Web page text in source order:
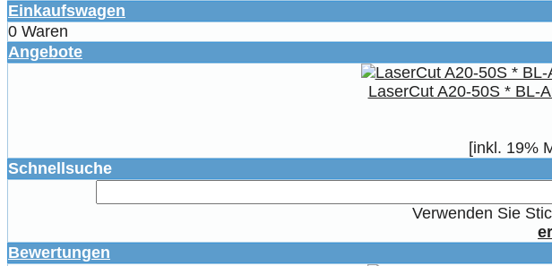
Einkaufswagen
0 Waren
Angebote
LaserCut A20-50S * BL-
[inkl. 19%
Schnellsuche
Verwenden Sie
Bewertungen